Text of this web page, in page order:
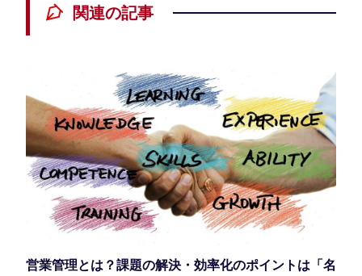
関連の記事
営業管理とは？課題の解決・効率化のポイントは「名